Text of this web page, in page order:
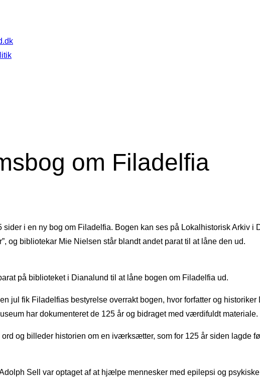
om Filadelfia
sider i en ny bog om Filadelfia. Bogen kan ses på Lokalhistorisk Arkiv
og bibliotekar Mie Nielsen står blandt andet parat til at låne den ud.
på biblioteket i Dianalund til at låne bogen om Filadelfia ud.
jul fik Filadelfias bestyrelse overrakt bogen, hvor forfatter og
har dokumenteret de 125 år og bidraget med værdifuldt materiale.
og billeder historien om en iværksætter, som for 125 år siden lagde
Sell var optaget af at hjælpe mennesker med epilepsi og